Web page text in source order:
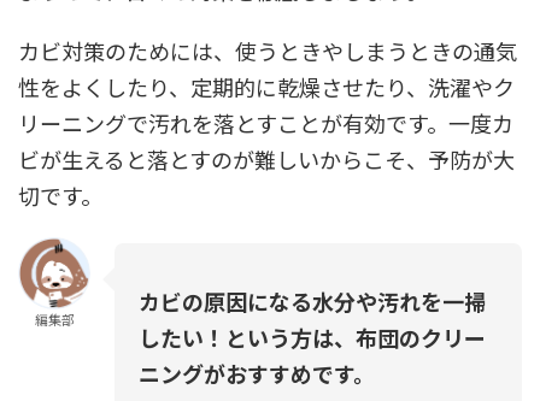
カビ対策のためには、使うときやしまうときの通気
性をよくしたり、定期的に乾燥させたり、洗濯やク
リーニングで汚れを落とすことが有効です。一度カ
ビが生えると落とすのが難しいからこそ、予防が大
切です。
編集部
カビの原因になる水分や汚れを一掃
したい！という方は、布団のクリー
ニングがおすすめです。